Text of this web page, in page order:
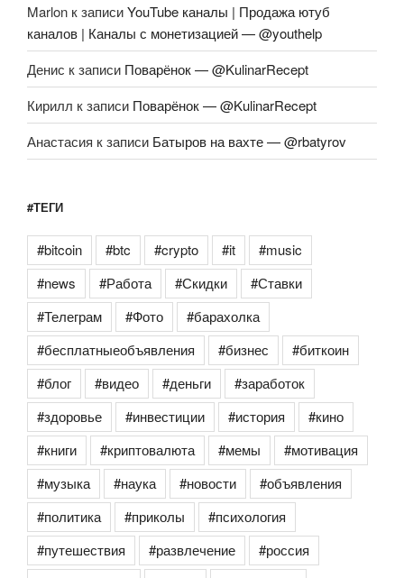
Marlon к записиYouTube каналы | Продажа ютуб
каналов | Каналы с монетизацией — @youthelp
Денис к записи Поварёнок — @KulinarRecept
Кирилл к записи Поварёнок — @KulinarRecept
Анастасия к записи Батыров на вахте — @rbatyrov
#ТЕГИ
#bitcoin #btc #crypto #it
#music
#news
#Работа #Скидки
#Ставки
#Телеграм
#Фото
#барахолка
#бесплатныеобъявления
#бизнес
#биткоин
#блог
#видео #деньги
#заработок
#здоровье
#инвестиции #история
#кино
#книги
#криптовалюта #мемы
#мотивация
#музыка
#наука #новости
#объявления
#политика
#приколы
#психология
#путешествия
#развлечение
#россия